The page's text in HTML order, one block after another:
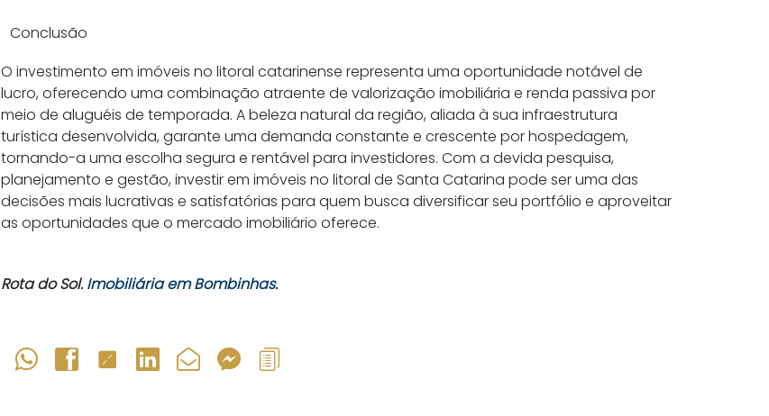
Conclusão
O investimento em imóveis no litoral catarinense representa uma oportunidade notável de
lucro, oferecendo uma combinação atraente de valorização imobiliária e renda passiva por
meio de aluguéis de temporada. A beleza natural da região, aliada à sua infraestrutura
turística desenvolvida, garante uma demanda constante e crescente por hospedagem,
tornando-a uma escolha segura e rentável para investidores. Com a devida pesquisa,
planejamento e gestão, investir em imóveis no litoral de Santa Catarina pode ser uma das
decisões mais lucrativas e satisfatórias para quem busca diversificar seu portfólio e aproveitar
as oportunidades que o mercado imobiliário oferece.
Rota do Sol. Imobiliária em Bombinhas.